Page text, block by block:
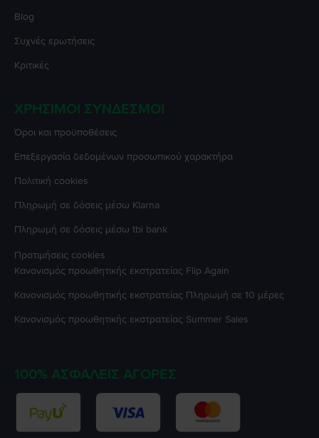
Blog
Συχνές ερωτήσεις
Κριτικές
ΧΡΉΣΙΜΟΙ ΣΎΝΔΕΣΜΟΙ
Όροι και προϋποθέσεις
Επεξεργασία δεδομένων προσωπικού χαρακτήρα
Πολιτική cookies
Πληρωμή σε δόσεις μέσω Klarna
Πληρωμή σε δόσεις μέσω tbi bank
Προτιμήσεις cookies
Κανονισμός προωθητικής εκστρατείας Flip Again
Κανονισμός προωθητικής εκστρατείας Πληρωμή σε 10 μέρες
Κανονισμός προωθητικής εκστρατείας Summer Sales
100% ΑΣΦΑΛΕΊΣ ΑΓΟΡΈΣ